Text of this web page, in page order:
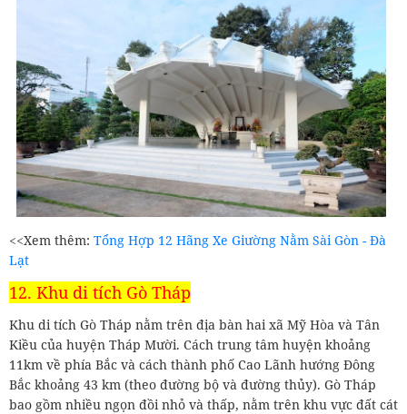
<<Xem thêm: Tổng Hợp 12 Hãng Xe Giường Nằm Sài Gòn - Đà
Lạt
12. Khu di tích Gò Tháp
Khu di tích Gò Tháp nằm trên địa bàn hai xã Mỹ Hòa và Tân
Kiều của huyện Tháp Mười. Cách trung tâm huyện khoảng
11km về phía Bắc và cách thành phố Cao Lãnh hướng Đông
Bắc khoảng 43 km (theo đường bộ và đường thủy). Gò Tháp
bao gồm nhiều ngọn đồi nhỏ và thấp, nằm trên khu vực đất cát